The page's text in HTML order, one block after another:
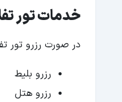
خدمات تور
در صورت رزرو تور
رزرو بلیط
رزرو هتل